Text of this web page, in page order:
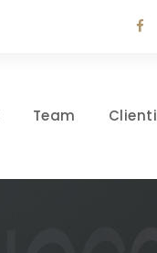
Team Clienti